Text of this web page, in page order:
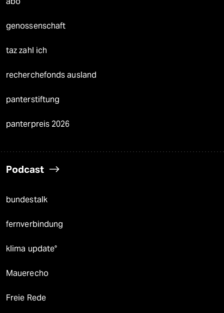
genossenschaft
taz zahl ich
recherchefonds ausland
panterstiftung
panterpreis 2026
Podcast
bundestalk
fernverbindung
klima update°
Mauerecho
Freie Rede